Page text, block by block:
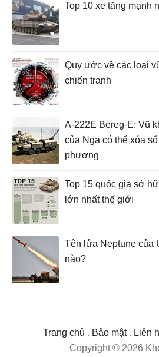
Top 10 xe tăng mạnh
Quy ước về các loại
chiến tranh
A-222E Bereg-E: Vũ
của Nga có thể xóa
phương
Top 15 quốc gia sở
lớn nhất thế giới
Tên lửa Neptune của
nào?
Trang chủ . Bảo mật. Liên
Copyright © 2026